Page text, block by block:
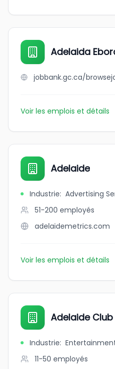
Adelaida
Voir les emplois et détails
Adelaide
Industrie: Advertising
51-200 employés
adelaidemetrics.com
Voir les emplois et détails
Adelaide Club
Industrie:
11-50 employés